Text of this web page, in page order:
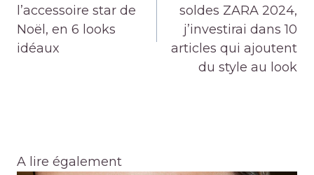
l’accessoire star de
Noël, en 6 looks
idéaux
soldes ZARA 2024,
j’investirai dans 10
articles qui ajoutent
du style au look
A lire également